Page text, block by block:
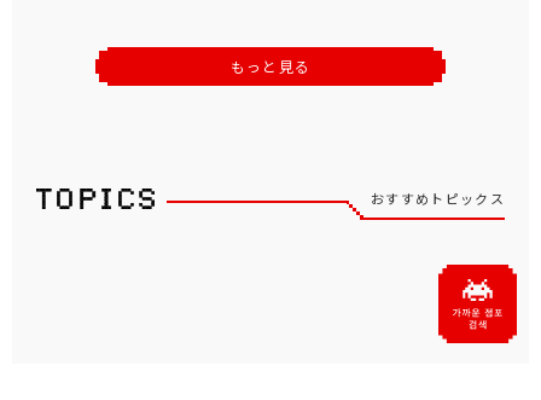
もっと見る
おすすめトピックス